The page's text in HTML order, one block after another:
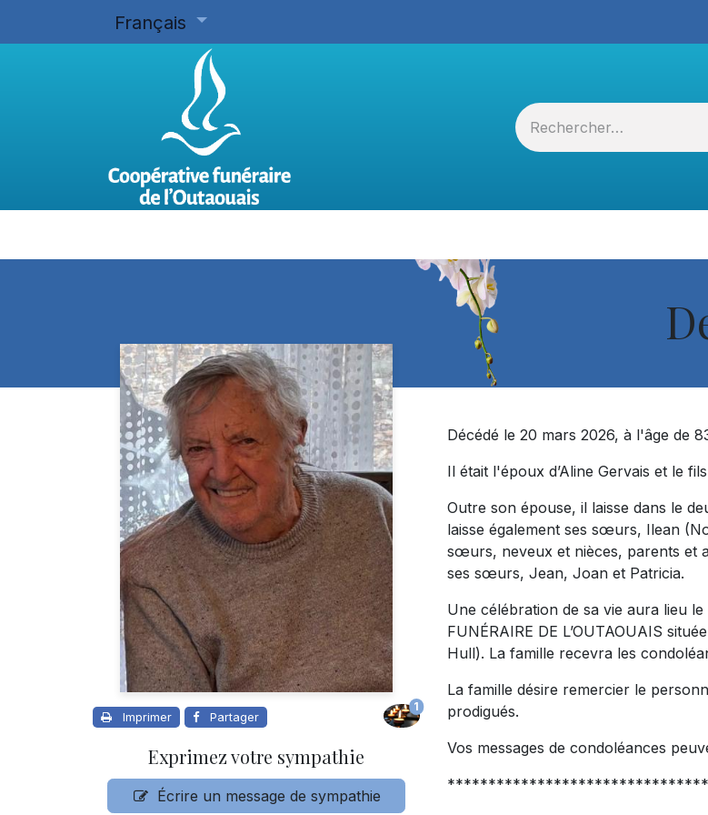
Français
Imprimer Partager
1
Exprimez votre sympathie
Écrire un message de sympathie
Décédé le 20 mars 2026, à l'âge de
Il était l'époux d’Aline Gervais et le
Outre son épouse, il laisse dans le
laisse également ses sœurs, Ilean
sœurs, neveux et nièces, parents et
ses sœurs, Jean, Joan et Patricia.
Une célébration de sa vie aura lieu
FUNÉRAIRE DE L’OUTAOUAIS
Hull). La famille recevra les
La famille désire remercier le
prodigués.
Vos messages de condoléances